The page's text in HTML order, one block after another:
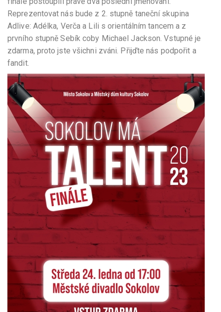
Reprezentovat nás bude z 2. stupně taneční skupina
Adlive: Adélka, Verča a Lili s orientálním tancem a z
prvního stupně Sebík coby Michael Jackson. Vstupné je
zdarma, proto jste všichni zváni. Přijďte nás podpořit a
fandit.